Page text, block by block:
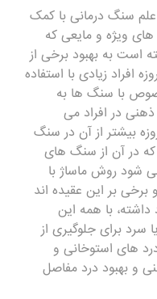
علم سنگ درمانی با کمک
های ویژه و مایعی که
است به بهبود برخی از
افراد زیادی با استفاده
با سنگ ها به
در افراد می
بیشتر از آن در سنگ
در آن از سنگ های
شود روش ماساژ با
بر این عقیده اند
با همه این
سرد برای جلوگیری از
های استوخانی و
و بهبود درد مفاصل